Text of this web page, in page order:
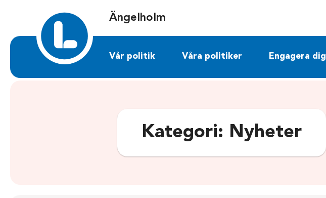
Ängelholm
Vår politik Våra politiker Engagera dig
Kategori: Nyheter